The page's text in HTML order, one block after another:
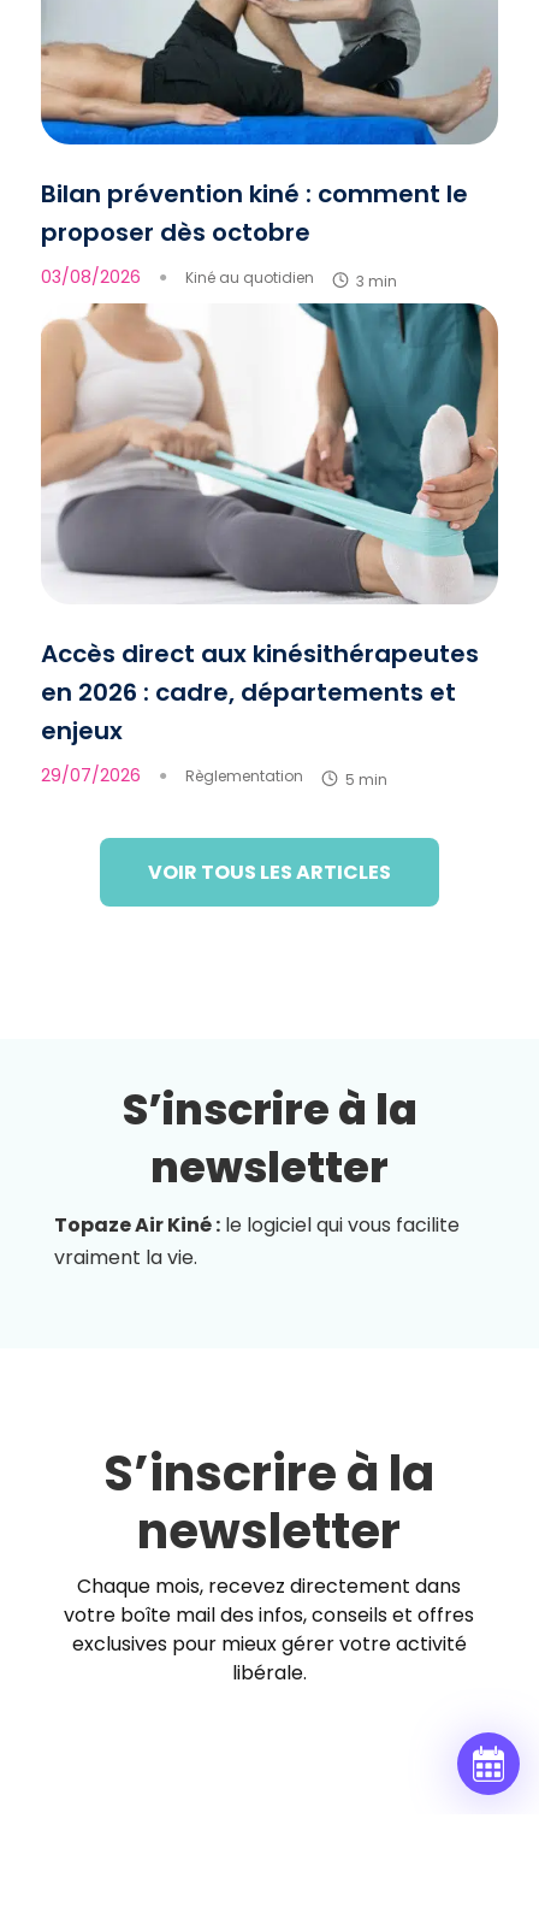
Bilan prévention kiné : comment le
proposer dès octobre
03/08/2026 ● Kiné au quotidien 3 min
Accès direct aux kinésithérapeutes
en 2026 : cadre, départements et
enjeux
29/07/2026 ● Règlementation 5 min
VOIR TOUS LES ARTICLES
S’inscrire à la
newsletter
Topaze Air Kiné : le logiciel qui vous facilite
vraiment la vie.
S’inscrire à la
newsletter
Chaque mois, recevez directement dans
votre boîte mail des infos, conseils et offres
exclusives pour mieux gérer votre activité
libérale.